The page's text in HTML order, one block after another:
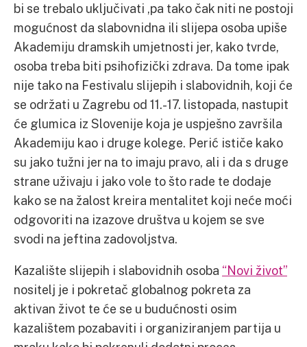
bi se trebalo uključivati ,pa tako čak niti ne postoji
mogućnost da slabovnidna ili slijepa osoba upiše
Akademiju dramskih umjetnosti jer, kako tvrde,
osoba treba biti psihofizički zdrava. Da tome ipak
nije tako na Festivalu slijepih i slabovidnih, koji će
se održati u Zagrebu od 11.-17. listopada, nastupit
će glumica iz Slovenije koja je uspješno završila
Akademiju kao i druge kolege. Perić ističe kako
su jako tužni jer na to imaju pravo, ali i da s druge
strane uživaju i jako vole to što rade te dodaje
kako se na žalost kreira mentalitet koji neće moći
odgovoriti na izazove društva u kojem se sve
svodi na jeftina zadovoljstva.
Kazalište slijepih i slabovidnih osoba “Novi život”
nositelj je i pokretač globalnog pokreta za
aktivan život te će se u budućnosti osim
kazalištem pozabaviti i organiziranjem partija u